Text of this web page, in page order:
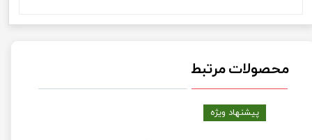
محصولات مرتبط
پیشنهاد ویژه